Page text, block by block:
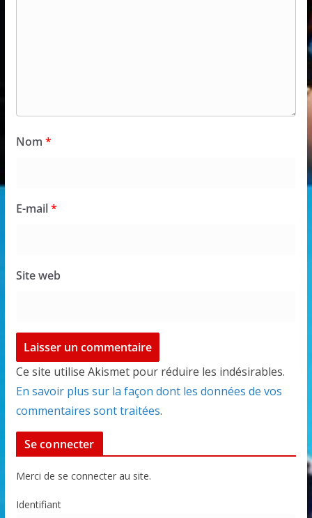
Nom *
E-mail*
Site web
Ce site utilise Akismet pour réduire les indésirables.
En savoir plus sur la façon dont les données de vos
commentaires sont traitées.
Se connecter
Merci de se connecter au site.
Identifiant